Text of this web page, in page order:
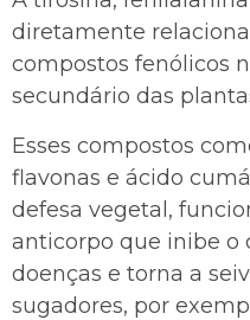
diretamente
compostos fenólicos
secundário das
Esses compostos
flavonas e ácido
defesa vegetal,
anticorpo que inibe o
doenças e torna a
sugadores, por